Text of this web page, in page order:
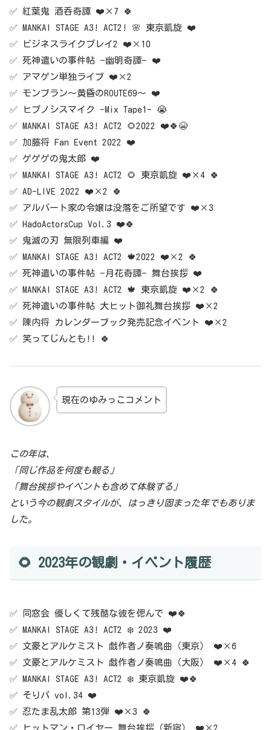
✅ 紅葉鬼 酒呑奇譚 ❤️×7 🍀
✅ MANKAI STAGE A3! ACT2! 🌸 東京凱旋 ❤️
✅ ビジネスライクプレイ2 ❤️×10
✅ 死神遣いの事件帖 −幽明奇譚− ❤️
✅ アマゲン単独ライブ ❤️×2
✅ モンブラン〜黄昏のROUTE69〜 ❤️
✅ ヒプノシスマイク -Mix Tape1- 😭
✅ MANKAI STAGE A3! ACT2 🌻2022 ❤️🍀😭
✅ 加藤将 Fan Event 2022 ❤️
✅ ゲゲゲの鬼太郎 ❤️
✅ MANKAI STAGE A3! ACT2 🌻 東京凱旋 ❤️×4 🍀
✅ AD-LIVE 2022 ❤️×2 🍀
✅ アルバート家の令嬢は没落をご所望です ❤️×3
✅ HadoActorsCup Vol.3 ❤️🍀
✅ 鬼滅の刃 無限列車編 ❤️
✅ MANKAI STAGE A3! ACT2 🍁2022 ❤️×2 🍀
✅ 死神遣いの事件帖 −月花奇譚− 舞台挨拶 ❤️
✅ MANKAI STAGE A3! ACT2 🍁 東京凱旋 ❤️×2 🍀
✅ 死神遣いの事件帖 大ヒット御礼舞台挨拶 ❤️×2
✅ 陳内将 カレンダーブック発売記念イベント ❤️×2
✅ 笑ってじんとも!! 🍀
現在のゆみっこコメント
この年は、
「同じ作品を何度も観る」
「舞台挨拶やイベントも含めて体験する」
という今の観劇スタイルが、はっきり固まった年でもありま
した。
🌻 2023年の観劇・イベント履歴
✅ 同窓会 優しくて残酷な彼を偲んで ❤️🍀
✅ MANKAI STAGE A3! ACT2 ❄️ 2023 ❤️
✅ 文豪とアルケミスト 戯作者ノ奏鳴曲（東京） ❤️×6
✅ 文豪とアルケミスト 戯作者ノ奏鳴曲（大阪） ❤️×4 🍀
✅ MANKAI STAGE A3! ACT2 ❄️ 東京凱旋 ❤️🍀
✅ そりパ vol.34 ❤️
✅ 忍たま乱太郎 第13弾 ❤️×3 🍀
✅ ヒットマン・ロイヤー 舞台挨拶（新宿） ❤️×2